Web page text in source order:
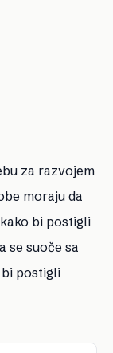
za razvojem
moraju da
bi postigli
se suoče sa
postigli